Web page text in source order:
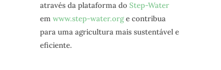
através da plataforma do Step-Water
em www.step-water.orge contribua
para uma agricultura mais sustentável e
eficiente.